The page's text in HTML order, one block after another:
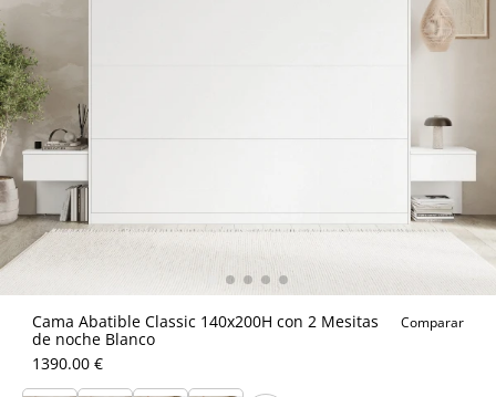
Cama Abatible Classic 140x200H con 2 Mesitas
de noche Blanco
Comparar
1390.00 €